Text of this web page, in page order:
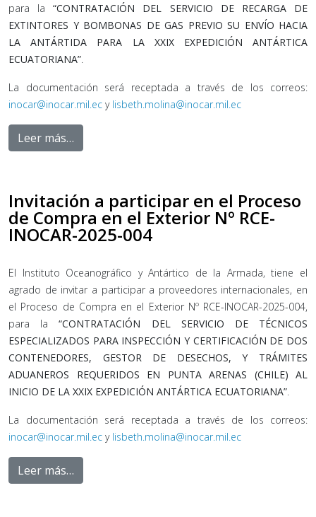
para la“CONTRATACIÓN DEL SERVICIO DE RECARGA DE
EXTINTORES Y BOMBONAS DE GAS PREVIO SU ENVÍO HACIA
LA ANTÁRTIDA PARA LA XXIX EXPEDICIÓN ANTÁRTICA
ECUATORIANA”.
La documentación será receptada a través de los correos:
inocar@inocar.mil.ec y lisbeth.molina@inocar.mil.ec
Leer más…
Invitación a participar en el Proceso
de Compra en el Exterior Nº RCE-
INOCAR-2025-004
El Instituto Oceanográfico y Antártico de la Armada, tiene el
agrado de invitar a participar a proveedores internacionales, en
el Proceso de Compra en el Exterior Nº RCE-INOCAR-2025-004,
para la“CONTRATACIÓN DEL SERVICIO DE TÉCNICOS
ESPECIALIZADOS PARA INSPECCIÓN Y CERTIFICACIÓN DE DOS
CONTENEDORES, GESTOR DE DESECHOS, Y TRÁMITES
ADUANEROS REQUERIDOS EN PUNTA ARENAS (CHILE) AL
INICIO DE LA XXIX EXPEDICIÓN ANTÁRTICA ECUATORIANA”.
La documentación será receptada a través de los correos:
inocar@inocar.mil.ec y lisbeth.molina@inocar.mil.ec
Leer más…